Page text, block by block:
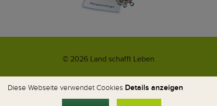
© 2026 Land schafft Leben
Impressum AGB Kontakt Datenschutz
Umweltzeichen
WhatsApp-News
Diese Webseite verwendet Cookies Details anzeigen